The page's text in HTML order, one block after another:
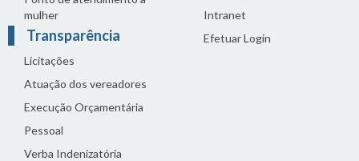
mulher
Transparência
Licitações
Atuação dos vereadores
Execução Orçamentária
Pessoal
Verba Indenizatória
Intranet
Efetuar Login